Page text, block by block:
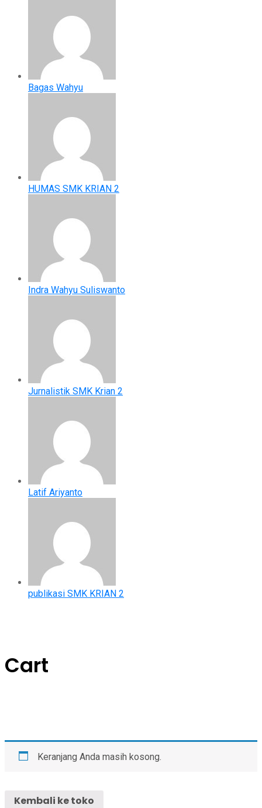
Bagas Wahyu
HUMAS SMK KRIAN 2
Indra Wahyu Suliswanto
Jurnalistik SMK Krian 2
Latif Ariyanto
publikasi SMK KRIAN 2
Cart
Keranjang Anda masih kosong.
Kembali ke toko